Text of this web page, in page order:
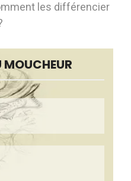
les différencier
MOUCHEUR